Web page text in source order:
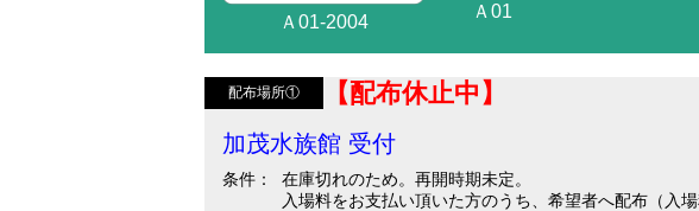
Ａ01-2004
Ａ01
配布場所① 【配布休止中】
加茂水族館 受付
条件：
在庫切れのため。再開時期未定。
入場料をお支払い頂いた方のうち、希望者へ配布（入